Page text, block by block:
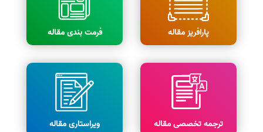
پارافریز مقاله فرمت بندی مقاله
ترجمه تخصصی مقاله ویراستاری مقاله